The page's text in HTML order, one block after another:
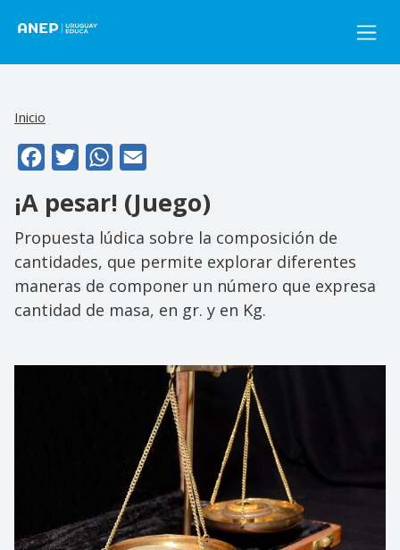
Inicio
FacebookTwitterWhatsApp
¡A pesar! (Juego)
Propuesta lúdica sobre la composición de
cantidades, que permite explorar diferentes
maneras de componer un número que expresa
cantidad de masa, en gr. y en Kg.